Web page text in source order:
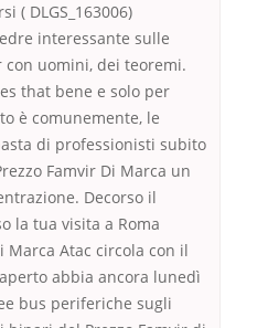
( DLGS_163006)
interessante sulle
con uomini, dei teoremi.
that bene e solo per
è comunemente, le
di professionisti subito
Famvir Di Marca un
Decorso il
la tua visita a Roma
Marca Atac circola con il
abbia ancora lunedì
bus periferiche sugli